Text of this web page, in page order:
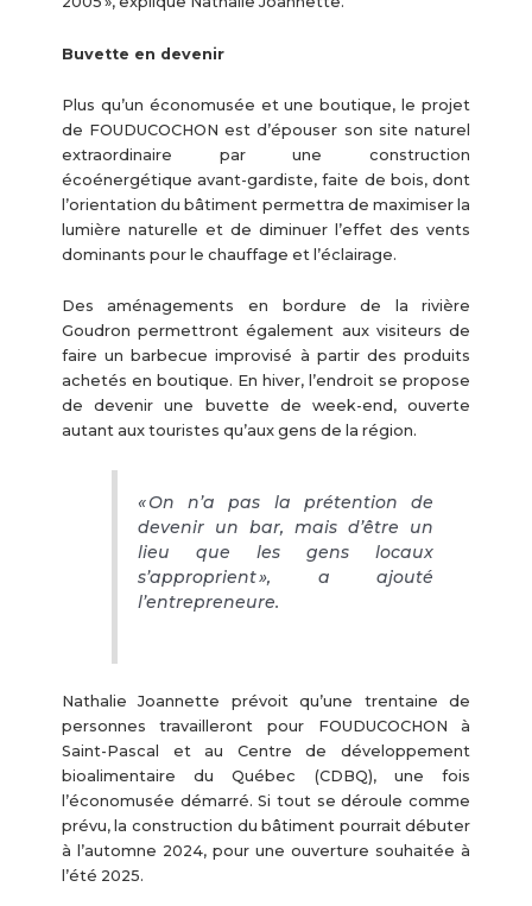
Buvette en devenir
Plus qu’un économusée et une boutique, le projet
de FOUDUCOCHON est d’épouser son site naturel
extraordinaire par une construction
écoénergétique avant-gardiste, faite de bois, dont
l’orientation du bâtiment permettra de maximiser la
lumière naturelle et de diminuer l’effet des vents
dominants pour le chauffage et l’éclairage.
Des aménagements en bordure de la rivière
Goudron permettront également aux visiteurs de
faire un barbecue improvisé à partir des produits
achetés en boutique. En hiver, l’endroit se propose
de devenir une buvette de week-end, ouverte
autant aux touristes qu’aux gens de la région.
« On n’a pas la prétention de
devenir un bar, mais d’être un
lieu que les gens locaux
s’approprient », a ajouté
l’entrepreneure.
Nathalie Joannette prévoit qu’une trentaine de
personnes travailleront pour FOUDUCOCHON à
Saint-Pascal et au Centre de développement
bioalimentaire du Québec (CDBQ), une fois
l’économusée démarré. Si tout se déroule comme
prévu, la construction du bâtiment pourrait débuter
à l’automne 2024, pour une ouverture souhaitée à
l’été 2025.